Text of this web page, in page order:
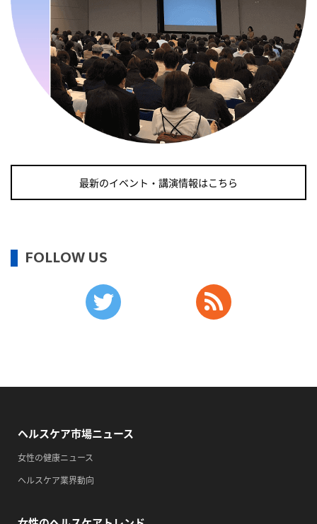
・がん征圧月間
・世界アルツハイマー月間
・健康増進普及月間
・歯ヂカラ探究月間
・職場の健康診断実施強化月間
・自殺予防週間
・世界アルツハイマー月間
・健康増進普及月間
・自殺予防週間
・歯ヂカラ探究月間
・自殺予防週間
・一汁三菜の日
2026/09/14(月)
・世界アルツハイマー月間
最新のイベント・講演情報はこちら
FOLLOW US
ヘルスケア市場ニュース
女性の健康ニュース
ヘルスケア業界動向